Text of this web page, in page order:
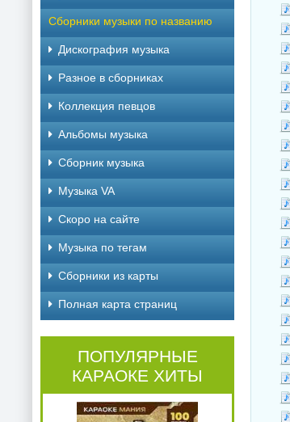
Сборники музыки по названию
Дискография музыка
Разное в сборниках
Коллекция певцов
Альбомы музыка
Сборник музыка
Музыка VA
Скоро на сайте
Музыка по тегам
Cборники из карты
Полная карта страниц
ПОПУЛЯРНЫЕ
КАРАОКЕ ХИТЫ